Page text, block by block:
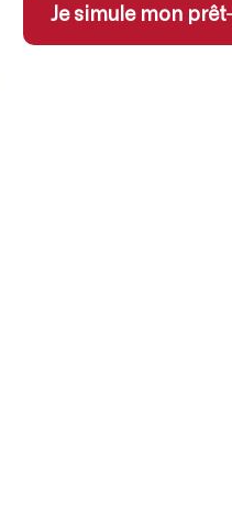
Je simule mon prêt